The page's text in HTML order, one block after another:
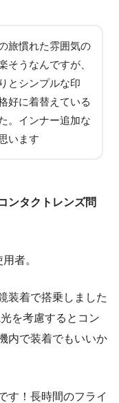
旅慣れた雰囲気の
そうなんですが、
とシンプルな印
好に着替えている
。インナー追加な
います
ンタクトレンズ問
者。
装着で搭乗しました
を考慮するとコン
内で装着でもいいか
す！長時間のフライ